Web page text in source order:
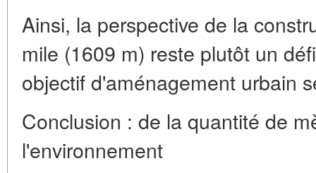
Ainsi, la perspective de la
mile (1609 m) reste plutôt un
objectif d'aménagement urbain
Conclusion : de la quantité de
l'environnement